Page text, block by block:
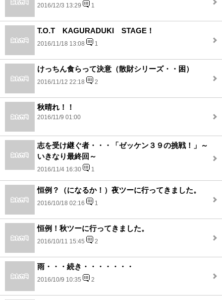
2016/12/3 13:29 1
T.O.T KAGURADUKI STAGE！
2016/11/18 13:08 1
けっちん食らって決意（散財シリーズ・・困）
2016/11/12 22:18 2
秋晴れ！！
2016/11/9 01:00
志を受け継ぐ者・・・「ゼッケン３９の挑戦！」～
いきなり最終回～
2016/11/4 16:30 1
恒例？（になるか！）夜ツーに行ってきました。
2016/10/18 02:16 1
恒例！秋ツーに行ってきました。
2016/10/11 15:45 2
雨・・・続き・・・・・・・
2016/10/9 10:35 2